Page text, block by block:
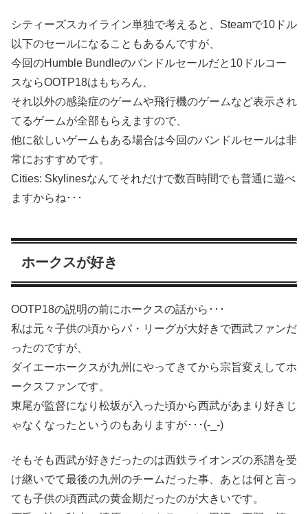
シティーズスカイライン単独で考えると、Steamで10ドル
以下のセールになることもあるんですが、
今回のHumble Bundleのバンドルセールだと10ドルコー
スならOOTP18はもちろん、
それ以外の感染症のゲームや飛行機のゲームなど表示され
てるゲームが全部もらえますので、
他に欲しいゲームもある場合は今回のバンドルセールは非
常におすすめです。
Cities: Skylinesなんてそれだけで数百時間でも普通に遊べ
ますからね･･･
ホークスが好き
OOTP18の説明の前にホークスの話から･･･
私は元々子供の頃からパ・リーグが大好きで西武ファンだ
ったのですが、
ダイエーホークスが九州にやってきてから宗旨変えしてホ
ークスファンです。
東尾が監督になり松坂が入った頃から西武があまり好きじ
ゃなくなったというのもありますが･･･(-_-)
そもそも西武が好きだったのは西鉄ライオンズの系譜を受
け継いでて最後の九州のチームだった事、あとは何と言っ
ても子供の頃西武の黄金期だったのが大きいです。